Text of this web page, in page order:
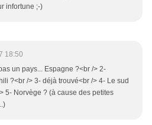
infortune ;-)
18:50
un pays... Espagne ?<br /> 2-
?<br /> 3- déjà trouvé<br /> 4- Le sud
5- Norvège ? (à cause des petites